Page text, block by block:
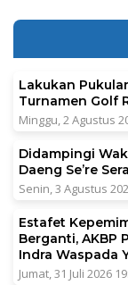
Lakukan
Turnamen Golf
Minggu, 2 Agustus
Didampingi
Daeng Se’re
Senin, 3 Agustus
Estafet
Berganti, AKBP
Indra Waspada
Jumat, 31 Juli 2026